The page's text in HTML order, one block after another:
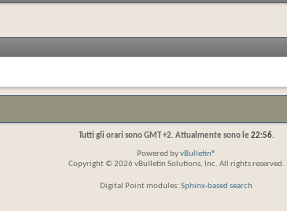
Tutti gli orari sono GMT +2. Attualmente sono le 22:56.
Powered byvBulletin®
Copyright © 2026 vBulletin Solutions, Inc. All rights reserved.
Digital Point modules: Sphinx-based search